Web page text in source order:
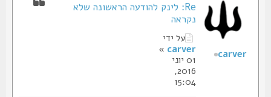
Re: לינק להודעה הראשונה שלא
נקראה
על ידי
carver
»
01 יוני
2016,
15:04
carver